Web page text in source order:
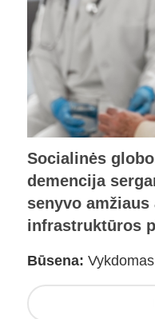
Socialinės
demencija
senyvo
infrastruktūros
Būsena: Vykdomas